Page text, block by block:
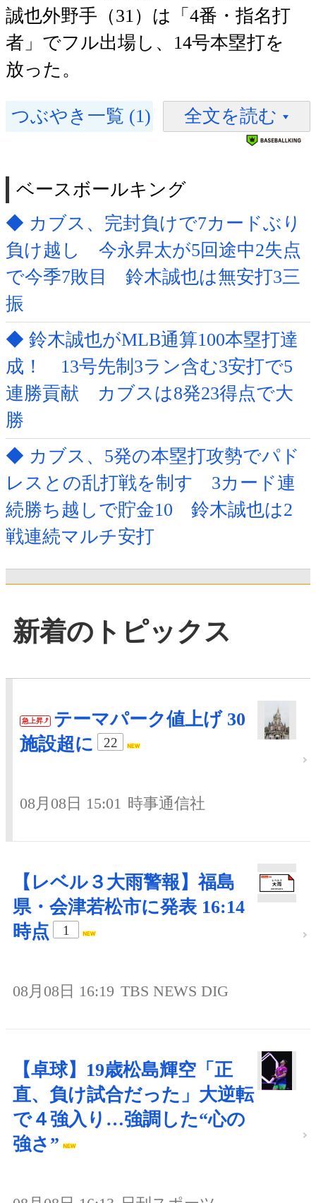
誠也外野手（31）は「4番・指名打
者」でフル出場し、14号本塁打を
放った。
つぶやき一覧 (1) 全文を読む
ベースボールキング
◆ カブス、完封負けで7カードぶり
負け越し 今永昇太が5回途中2失点
で今季7敗目 鈴木誠也は無安打3三
振
◆ 鈴木誠也がMLB通算100本塁打達
成！ 13号先制3ラン含む3安打で5
連勝貢献 カブスは8発23得点で大
勝
◆ カブス、5発の本塁打攻勢でパド
レスとの乱打戦を制す 3カード連
続勝ち越しで貯金10 鈴木誠也は2
戦連続マルチ安打
新着のトピックス
急上昇
テーマパーク値上げ 30
施設超に
22
08月08日 15:01 時事通信社
【レベル３大雨警報】福島
県・会津若松市に発表 16:14
時点
1
08月08日 16:19 TBS NEWS DIG
【卓球】19歳松島輝空「正
直、負け試合だった」大逆転
で４強入り…強調した“心の
強さ”